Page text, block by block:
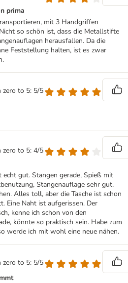
prima
mit 3 Handgriffen
so schön ist, dass die Metallstifte
herausfallen. Da die
Feststellung halten, ist es zwar
zero to 5: 5/5
zero to 5: 4/5
gut. Stangen gerade, Spieß mit
Stangenauflage sehr gut,
Alles toll, aber die Tasche ist schon
Eine Naht ist aufgerissen. Der
kenne ich schon von den
könnte so praktisch sein. Habe zum
werde ich mit wohl eine neue nähen.
zero to 5: 5/5